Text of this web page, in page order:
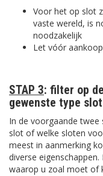
Voor het op slot
vaste wereld, is
noodzakelijk
Let vóór
STAP 3: filter op
gewenste type
In de voorgaande twee
slot of welke sloten
meest in aanmerking
diverse
waarop u zoal moet of